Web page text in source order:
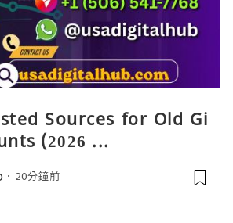
Sources for Old Gi
(2026 ...
20分鐘前